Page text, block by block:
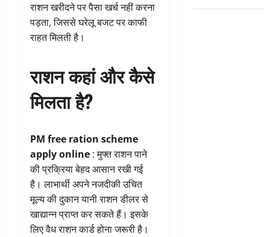
राशन खरीदने पर पैसा खर्च नहीं करना
पड़ता, जिससे घरेलू बजट पर काफी
राहत मिलती है।
राशन कहां और कैसे
मिलता है?
PM free ration scheme
apply online : मुफ्त राशन पाने
की प्रक्रिया बेहद आसान रखी गई
है। लाभार्थी अपने नजदीकी उचित
मूल्य की दुकान यानी राशन डीलर से
खाद्यान्न प्राप्त कर सकते हैं। इसके
लिए वैध राशन कार्ड होना जरूरी है।